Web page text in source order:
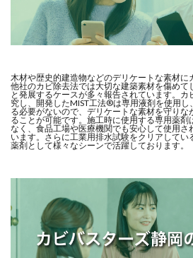
木材や歴史的建造物などのデリケートな素材に
他社のカビ除去法では大切な建築素材を傷めて
と発展するケースが多々報告されています。
究し、開発したMIST工法®は専用液剤を使用
る必要がないので、デリケートな素材を守り
ることが可能です。施工時に使用する専用薬
なく、食品工場や医療機関でも安心して使用さ
います。さらに工業用排水試験をクリアしてい
薬剤として様々なシーンで活躍しております。